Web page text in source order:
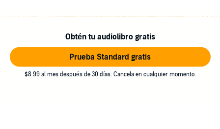
Obtén tu audiolibro gratis
Prueba Standard gratis
$8.99 al mes después de 30 días. Cancela en cualquier momento.